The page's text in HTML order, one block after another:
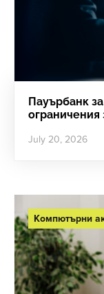
Пауърбанк
ограничения
July 20, 2026
Компютърни